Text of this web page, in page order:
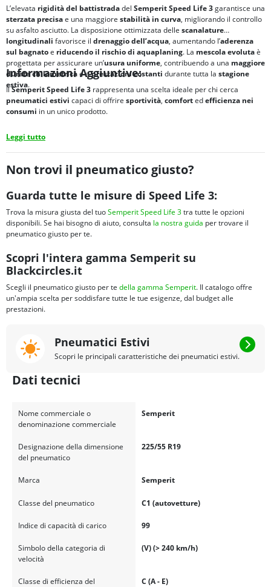
L’elevata rigidità del battistradadel Semperit Speed Life 3garantisce una
sterzata precisae una maggiore stabilità in curva, migliorando il controllo
su asfalto asciutto. La disposizione ottimizzata delle scanalature
longitudinali favorisce il drenaggio dell’acqua, aumentando l’aderenza
sul bagnatoe riducendo il rischio di aquaplaning. La mescola evolutaè
progettata per assicurare un’usura uniforme, contribuendo a una maggiore
durata chilometricae aprestazioni costanti durante tutta la stagione
estiva.
Informazioni Aggiuntive:
IlSemperit Speed Life 3 rappresenta una scelta ideale per chi cerca
pneumatici estivi capaci di offrire sportività, comfortedefficienza nei
consumi in un unico prodotto.
Leggi tutto
Non trovi il pneumatico giusto?
Guarda tutte le misure di Speed Life 3:
Trova la misura giusta del tuoSemperit Speed Life 3tra tutte le opzioni
disponibili. Se hai bisogno di aiuto, consulta la nostra guida per trovare il
pneumatico giusto per te.
Scopri l'intera gamma Semperit su
Blackcircles.it
Scegli il pneumatico giusto per te della gamma Semperit. Il catalogo offre
un'ampia scelta per soddisfare tutte le tue esigenze, dal budget alle
prestazioni.
Pneumatici Estivi
Scopri le principali caratteristiche dei pneumatici estivi.
Dati tecnici
Nome commerciale o
denominazione commerciale
Semperit
Designazione della dimensione
del pneumatico
225/55 R19
Marca Semperit
Classe del pneumatico C1 (autovetture)
Indice di capacità di carico 99
Simbolo della categoria di
velocità
(V) (> 240 km/h)
Classe di efficienza del C (A - E)